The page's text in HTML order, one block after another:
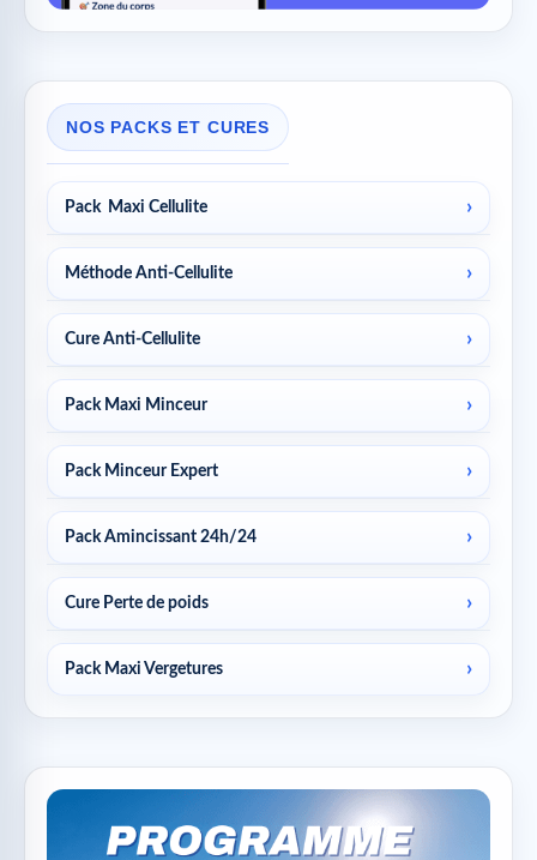
NOS PACKS ET CURES
Pack Maxi Cellulite
Méthode Anti-Cellulite
Cure Anti-Cellulite
Pack Maxi Minceur
Pack Minceur Expert
Pack Amincissant 24h/24
Cure Perte de poids
Pack Maxi Vergetures